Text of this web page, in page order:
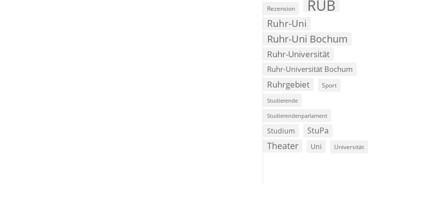
Rezension RUB
Ruhr-Uni
Ruhr-Uni Bochum
Ruhr-Universität
Ruhr-Universität Bochum
Ruhrgebiet Sport
Studierende
Studierendenparlament
Studium StuPa
Theater Uni Universität